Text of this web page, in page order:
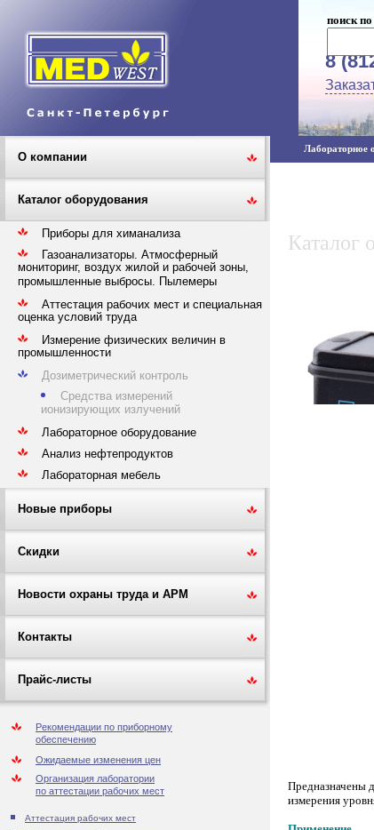
поиск
8
О компании
Каталог оборудования
Приборы для химанализа
Газоанализаторы. Атмосферный
мониторинг, воздух жилой и рабочей зоны,
промышленные выбросы. Пылемеры
Аттестация рабочих мест и специальная
оценка условий труда
Измерение физических величин в
промышленности
Дозиметрический контроль
Средства измерений
ионизирующих излучений
Лабораторное оборудование
Анализ нефтепродуктов
Лабораторная мебель
Новые приборы
Скидки
Новости охраны труда и АРМ
Контакты
Прайс-листы
Рекомендации по приборному
обеспечению
Ожидаемые изменения цен
Организация лаборатории
по аттестации рабочих мест
Аттестация рабочих мест
Лабораторное
Каталог
Предназначены
измерения